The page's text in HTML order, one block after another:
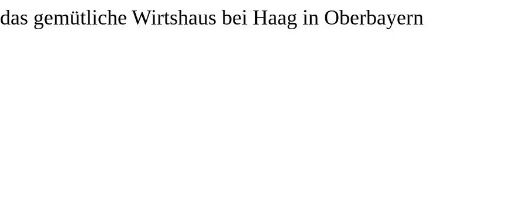
das gemütliche Wirtshaus bei Haag in Oberbayern